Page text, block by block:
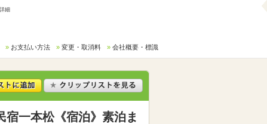
細
お支払い方法 変更・取消料 会社概要・標識
一本松《宿泊》素泊ま